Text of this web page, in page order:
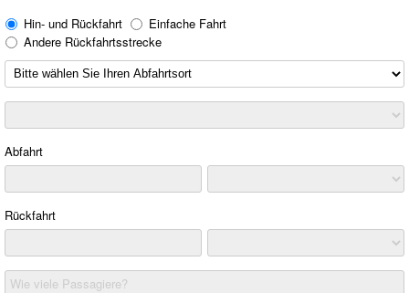
Hin- und Rückfahrt
Einfache Fahrt
Andere Rückfahrtsstrecke
Abfahrt
Rückfahrt
Wie viele Passagiere?